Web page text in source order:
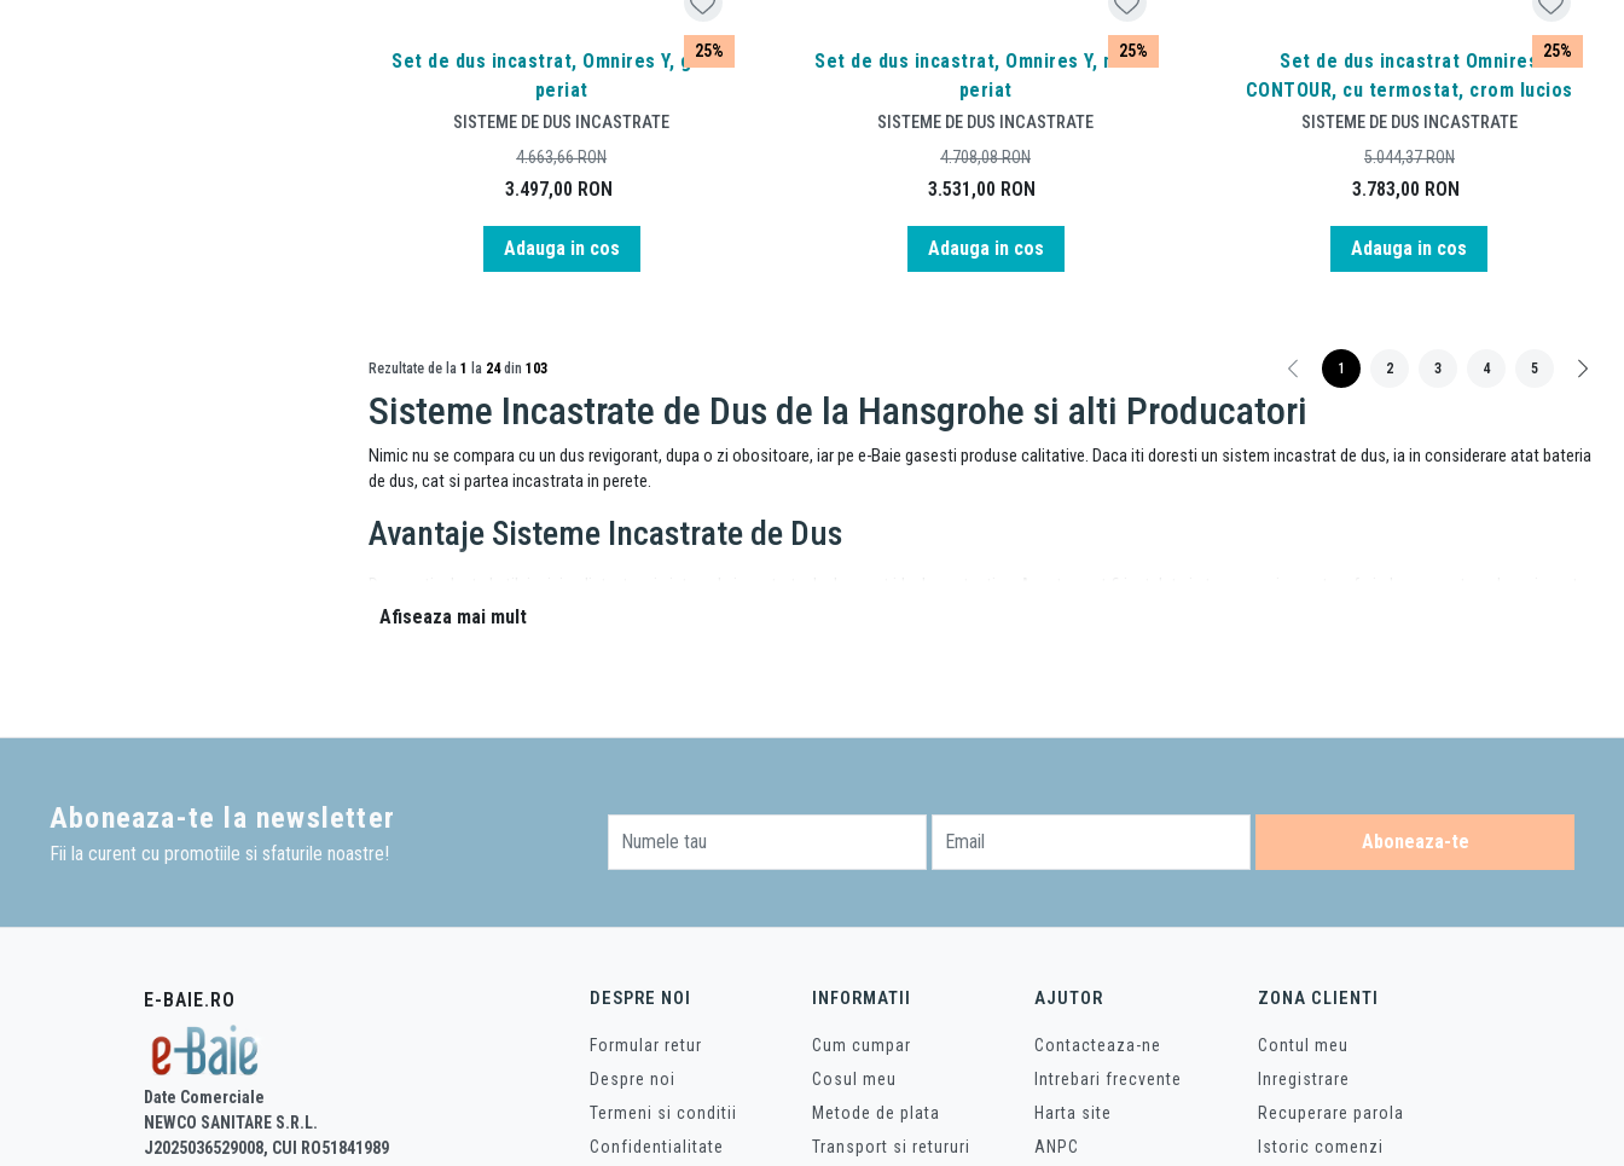
25%
Set de dus incastrat, Omnires Y, grafit
periat
SISTEME DE DUS INCASTRATE
3.497,00 RON
4.663,66RON
Adauga in cos
25%
Set de dus incastrat, Omnires Y, nichel
periat
SISTEME DE DUS INCASTRATE
3.531,00 RON
4.708,08RON
Adauga in cos
25%
Set de dus incastrat Omnires
CONTOUR, cu termostat, crom lucios
SISTEME DE DUS INCASTRATE
3.783,00 RON
5.044,37RON
Adauga in cos
Rezultate de la1 la 24din103 1 2 3 4 5
Sisteme Incastrate de Dus de la Hansgrohe si alti Producatori
Nimic nu se compara cu un dus revigorant, dupa o zi obositoare, iar pe e-Baie gasesti produse calitative. Daca iti doresti un sistem incastrat de dus, ia in considerare atat bateria
de dus, cat si partea incastrata in perete.
Avantaje Sisteme Incastrate de Dus
baii. Un alt avantaj il reprezinta faptul ca iti ofera confort deoarece te va scuti de intretinerea sistemelor complexe de dus.
Afiseaza mai mult
Aboneaza-te la newsletter
Fii la curent cu promotiile si sfaturile noastre!
Numele tau Email Aboneaza-te
E-BAIE.RO
Date Comerciale
NEWCO SANITARE S.R.L.
J2025036529008, CUI RO51841989
DESPRE NOI
Formular retur
Despre noi
Termeni si conditii
Confidentialitate
INFORMATII
Cum cumpar
Cosul meu
Metode de plata
Transport si retururi
AJUTOR
Contacteaza-ne
Intrebari frecvente
Harta site
ANPC
ZONA CLIENTI
Contul meu
Inregistrare
Recuperare parola
Istoric comenzi